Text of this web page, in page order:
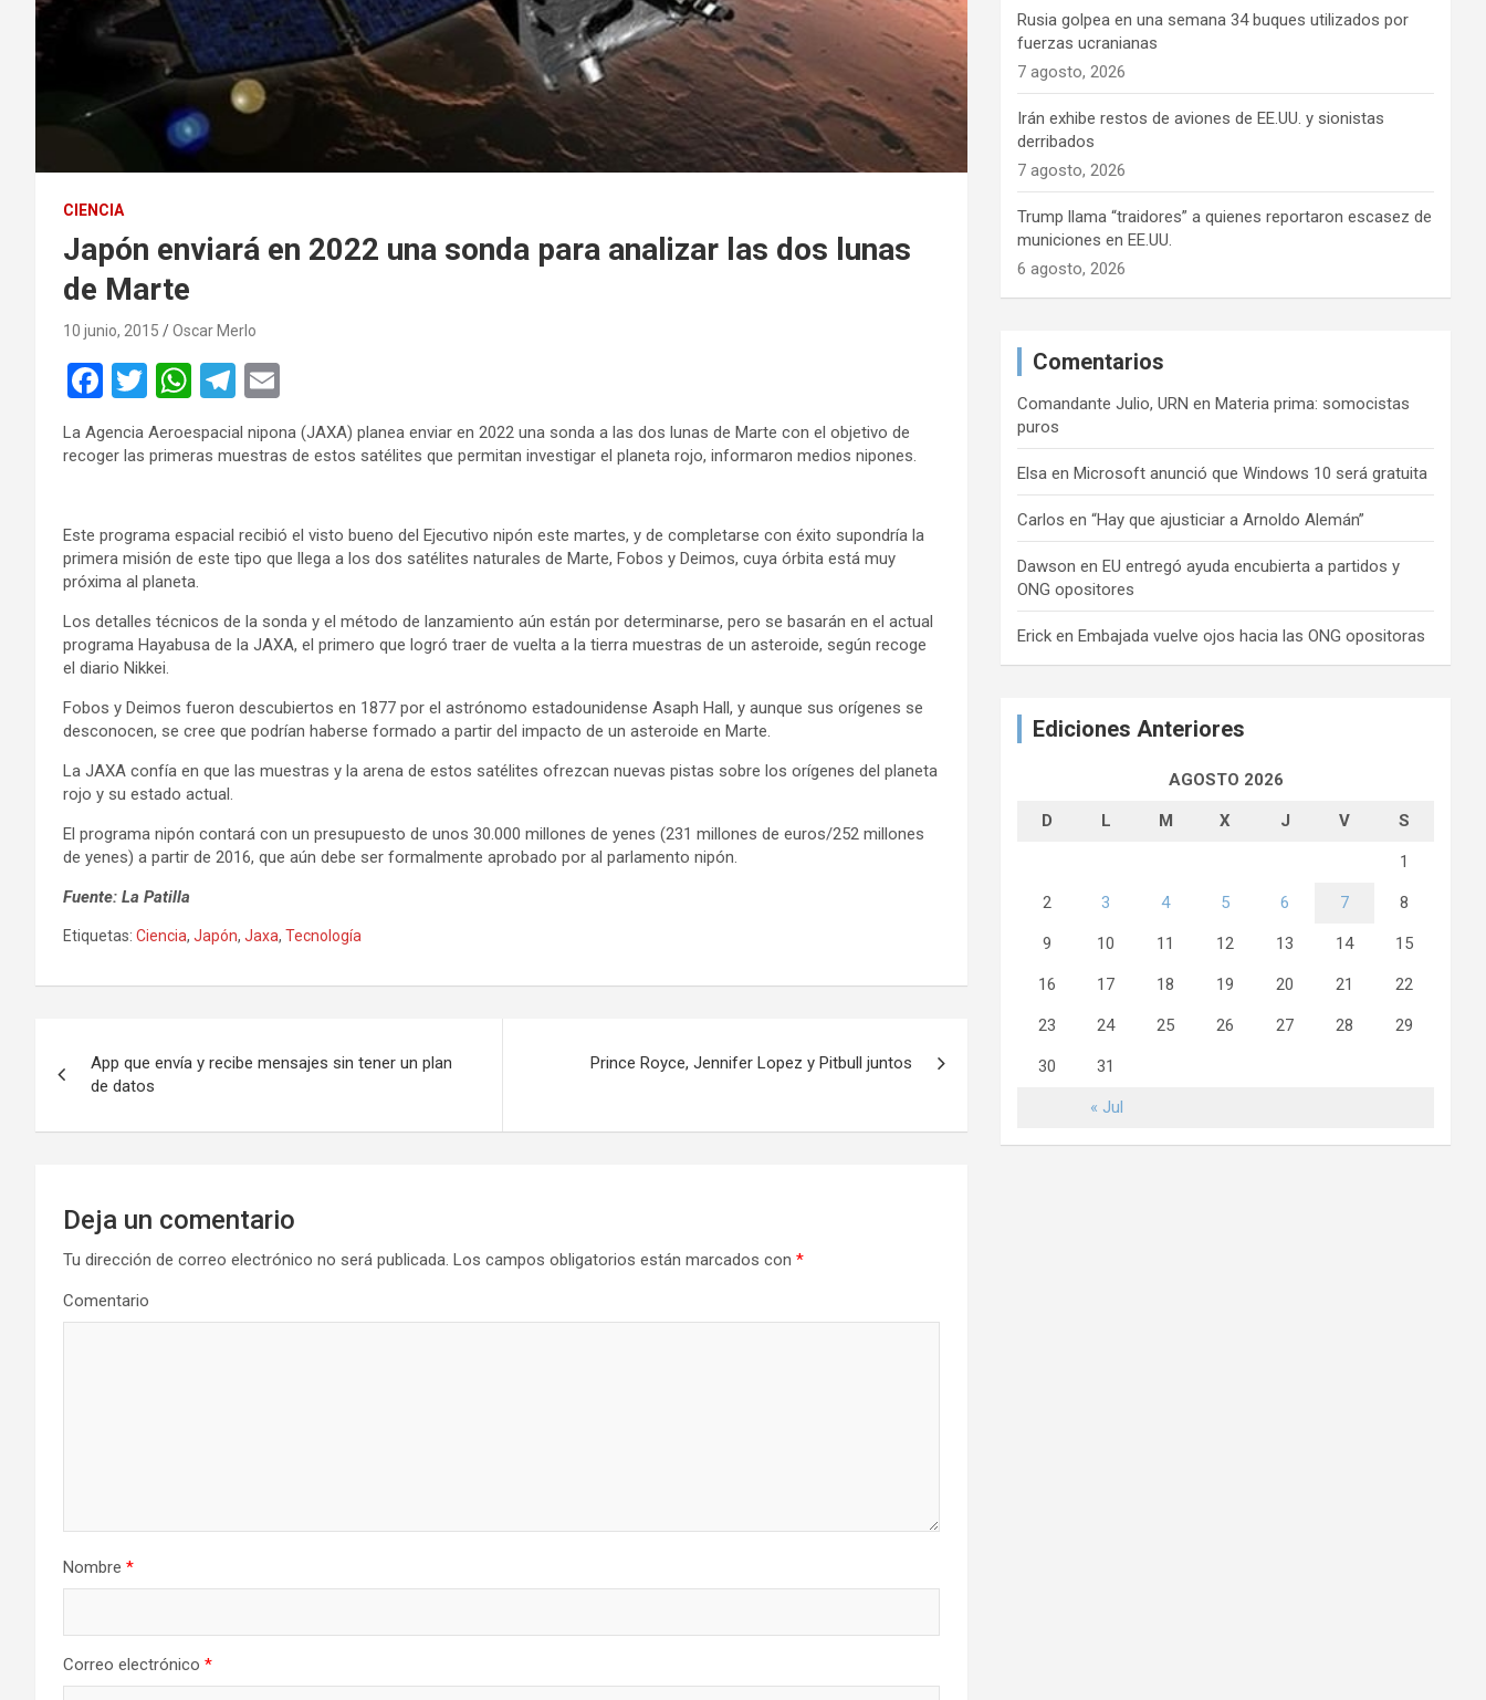
CIENCIA
Japón enviará en 2022 una sonda para analizar las dos lunas
de Marte
10 junio, 2015 Oscar Merlo
F
ce
o
o
k
T
wi
tt
W
at
A
p
p
T
el
e
a
m
m
ail
La Agencia Aeroespacial nipona (JAXA) planea enviar en 2022 una sonda a las dos lunas de Marte con el objetivo de
recoger las primeras muestras de estos satélites que permitan investigar el planeta rojo, informaron medios nipones.
Este programa espacial recibió el visto bueno del Ejecutivo nipón este martes, y de completarse con éxito supondría la
primera misión de este tipo que llega a los dos satélites naturales de Marte, Fobos y Deimos, cuya órbita está muy
próxima al planeta.
Los detalles técnicos de la sonda y el método de lanzamiento aún están por determinarse, pero se basarán en el actual
programa Hayabusa de la JAXA, el primero que logró traer de vuelta a la tierra muestras de un asteroide, según recoge
el diario Nikkei.
Fobos y Deimos fueron descubiertos en 1877 por el astrónomo estadounidense Asaph Hall, y aunque sus orígenes se
desconocen, se cree que podrían haberse formado a partir del impacto de un asteroide en Marte.
La JAXA confía en que las muestras y la arena de estos satélites ofrezcan nuevas pistas sobre los orígenes del planeta
rojo y su estado actual.
El programa nipón contará con un presupuesto de unos 30.000 millones de yenes (231 millones de euros/252 millones
de yenes) a partir de 2016, que aún debe ser formalmente aprobado por al parlamento nipón.
Fuente: La Patilla
Etiquetas: Ciencia, Japón, Jaxa, Tecnología
v
App que envía y recibe mensajes sin tener un plan
de datos
Prince Royce, Jennifer Lopez y Pitbull juntos
Deja un comentario
Tu dirección de correo electrónico no será publicada. Los campos obligatorios están marcados con *
Comentario
Nombre *
Correo electrónico *
Rusia golpea en una semana 34 buques utilizados por
fuerzas ucranianas
7 agosto, 2026
Irán exhibe restos de aviones de EE.UU. y sionistas
derribados
7 agosto, 2026
Trump llama “traidores” a quienes reportaron escasez de
municiones en EE.UU.
6 agosto, 2026
Comentarios
Comandante Julio, URN en Materia prima: somocistas
puros
Elsa en Microsoft anunció que Windows 10 será gratuita
Carlosen“Hay que ajusticiar a Arnoldo Alemán”
Dawson en EU entregó ayuda encubierta a partidos y
ONG opositores
Erick en Embajada vuelve ojos hacia las ONG opositoras
Ediciones Anteriores
AGOSTO 2026
D L M X J V S
« Jul
1
2 3 4 5 6 7 8
9 10 11 12 13 14 15
16 17 18 19 20 21 22
23 24 25 26 27 28 29
30 31